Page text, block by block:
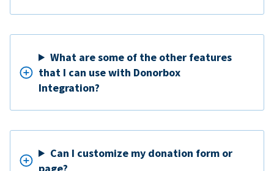
What are some of the other features
that I can use with Donorbox
Integration?
Can I customize my donation form or